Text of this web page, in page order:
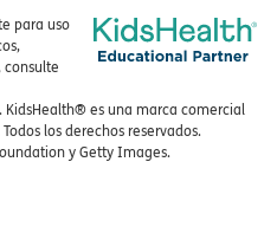
para uso
consulte
KidsHealth® es una marca comercial
los derechos reservados.
y Getty Images.